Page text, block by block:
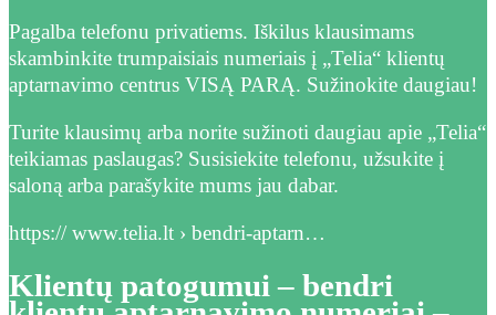
Pagalba telefonu privatiems. Iškilus klausimams
skambinkite trumpaisiais numeriais į „Telia“ klientų
aptarnavimo centrus VISĄ PARĄ. Sužinokite daugiau!
Turite klausimų arba norite sužinoti daugiau apie „Telia“
teikiamas paslaugas? Susisiekite telefonu, užsukite į
saloną arba parašykite mums jau dabar.
https:// www.telia.lt › bendri-aptarn…
Klientų patogumui – bendri